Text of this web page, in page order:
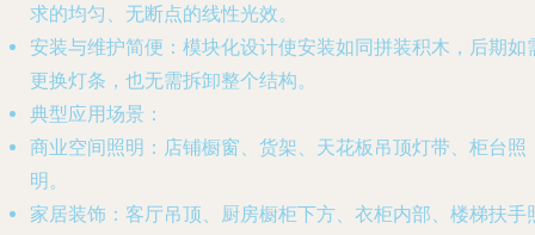
求的均匀、无断点的线性光效。
安装与维护简便 ：模块化设计使安装如同拼装积木，后期如
更换灯条，也无需拆卸整个结构。
典型应用场景 ：
商业空间照明 ：店铺橱窗、货架、天花板吊顶灯带、柜台照
明。
家居装饰 ：客厅吊顶、厨房橱柜下方、衣柜内部、楼梯扶手